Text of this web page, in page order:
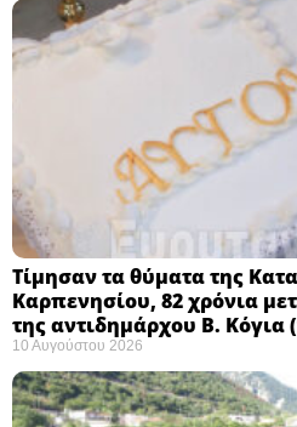
Τίμησαν τα θύματα της
Καρπενησίου, 82 χρόνια
της αντιδημάρχου Β. Κόγια
10 Αυγούστου 2026